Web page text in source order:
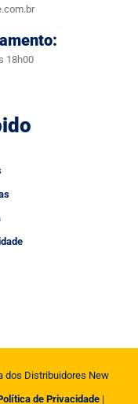
18h00
dos Distribuidores New
de Privacidade|